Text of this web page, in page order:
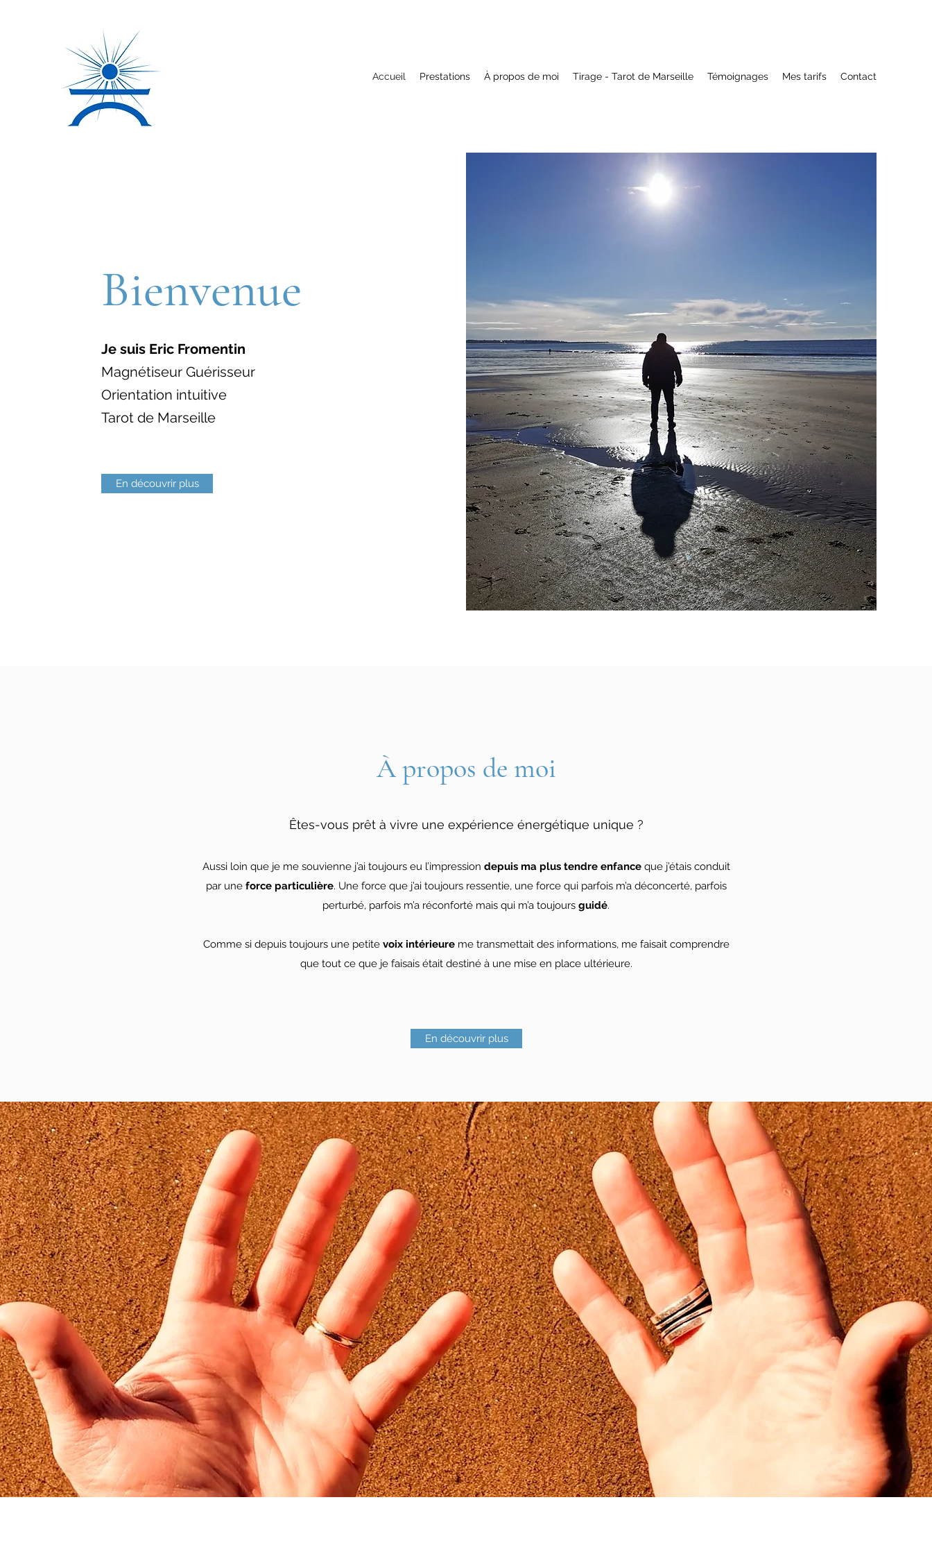
Accueil Prestations À propos de moi Tirage - Tarot de Marseille Témoignages Mes tarifs Contact
Bienvenue
Je suis Eric Fromentin
Magnétiseur Guérisseur
Orientation intuitive
Tarot de Marseille
En découvrir plus
À propos de moi
Êtes-vous prêt à vivre une expérience énergétique unique ?
Aussi loin que je me souvienne j’ai toujours eu l’impression depuis ma plus tendre enfanceque j’étais conduit
par une force particulière. Une force que j’ai toujours ressentie, une force qui parfois m’a déconcerté, parfois
perturbé, parfois m’a réconforté mais qui m’a toujours guidé.
Comme si depuis toujours une petite voix intérieureme transmettait des informations, me faisait comprendre
que tout ce que je faisais était destiné à une mise en place ultérieure.
En découvrir plus